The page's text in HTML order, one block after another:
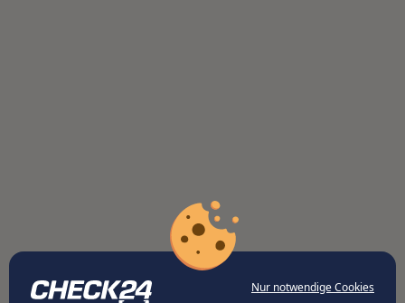
Nur notwendige Cookies